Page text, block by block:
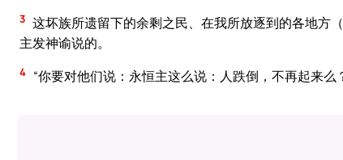
3 这坏族所遗留下的余剩之民、在我所放逐到的各地方
主发神谕说的。
4 “你要对他们说：永恒主这么说：人跌倒，不再起来么